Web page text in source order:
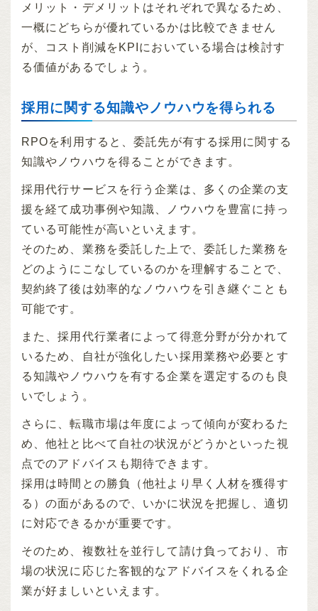
メリット・デメリットはそれぞれで異なるため、
一概にどちらが優れているかは比較できません
が、コスト削減をKPIにおいている場合は検討す
る価値があるでしょう。
採用に関する知識やノウハウを得られる
RPOを利用すると、委託先が有する採用に関する
知識やノウハウを得ることができます。
採用代行サービスを行う企業は、多くの企業の支
援を経て成功事例や知識、ノウハウを豊富に持っ
ている可能性が高いといえます。
そのため、業務を委託した上で、委託した業務を
どのようにこなしているのかを理解することで、
契約終了後は効率的なノウハウを引き継ぐことも
可能です。
また、採用代行業者によって得意分野が分かれて
いるため、自社が強化したい採用業務や必要とす
る知識やノウハウを有する企業を選定するのも良
いでしょう。
さらに、転職市場は年度によって傾向が変わるた
め、他社と比べて自社の状況がどうかといった視
点でのアドバイスも期待できます。
採用は時間との勝負（他社より早く人材を獲得す
る）の面があるので、いかに状況を把握し、適切
に対応できるかが重要です。
そのため、複数社を並行して請け負っており、市
場の状況に応じた客観的なアドバイスをくれる企
業が好ましいといえます。